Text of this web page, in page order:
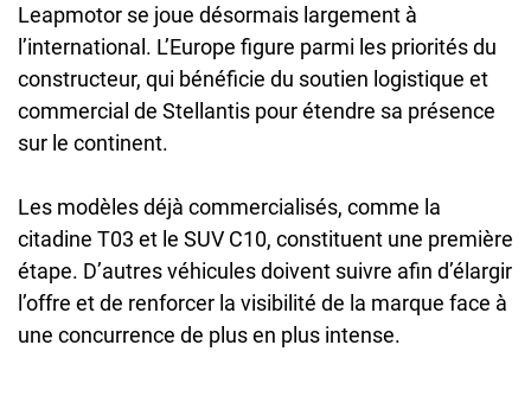
Leapmotor se joue désormais largement à
l’international. L’Europe figure parmi les priorités du
constructeur, qui bénéficie du soutien logistique et
commercial de Stellantis pour étendre sa présence
sur le continent.
Les modèles déjà commercialisés, comme la
citadine T03 et le SUV C10, constituent une première
étape. D’autres véhicules doivent suivre afin d’élargir
l’offre et de renforcer la visibilité de la marque face à
une concurrence de plus en plus intense.